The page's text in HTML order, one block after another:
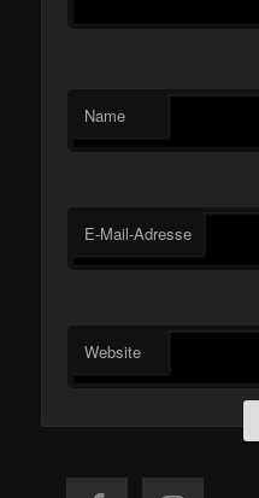
Name
E-Mail-Adresse
Website